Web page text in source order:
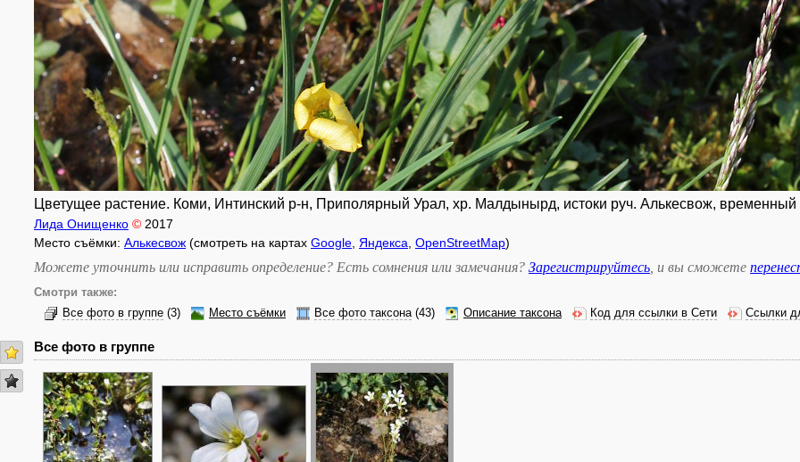
Цветущее растение. Коми, Интинский р-н, Приполярный Урал, хр. Малдынырд, истоки руч. Алькесвож,
Лида Онищенко © 2017
Место съёмки: Алькесвож (смотреть на картах Google Яндекса OpenStreetMap)
Можете уточнить или исправить определение? Есть сомнения или замечания? Зарегистрируйтесь , и вы сможете
Смотри также:
Все фото в группе (3) Место съёмки Все фото таксона(43) Описание таксона Код для ссылки в Сети Ссылки
Все фото в группе